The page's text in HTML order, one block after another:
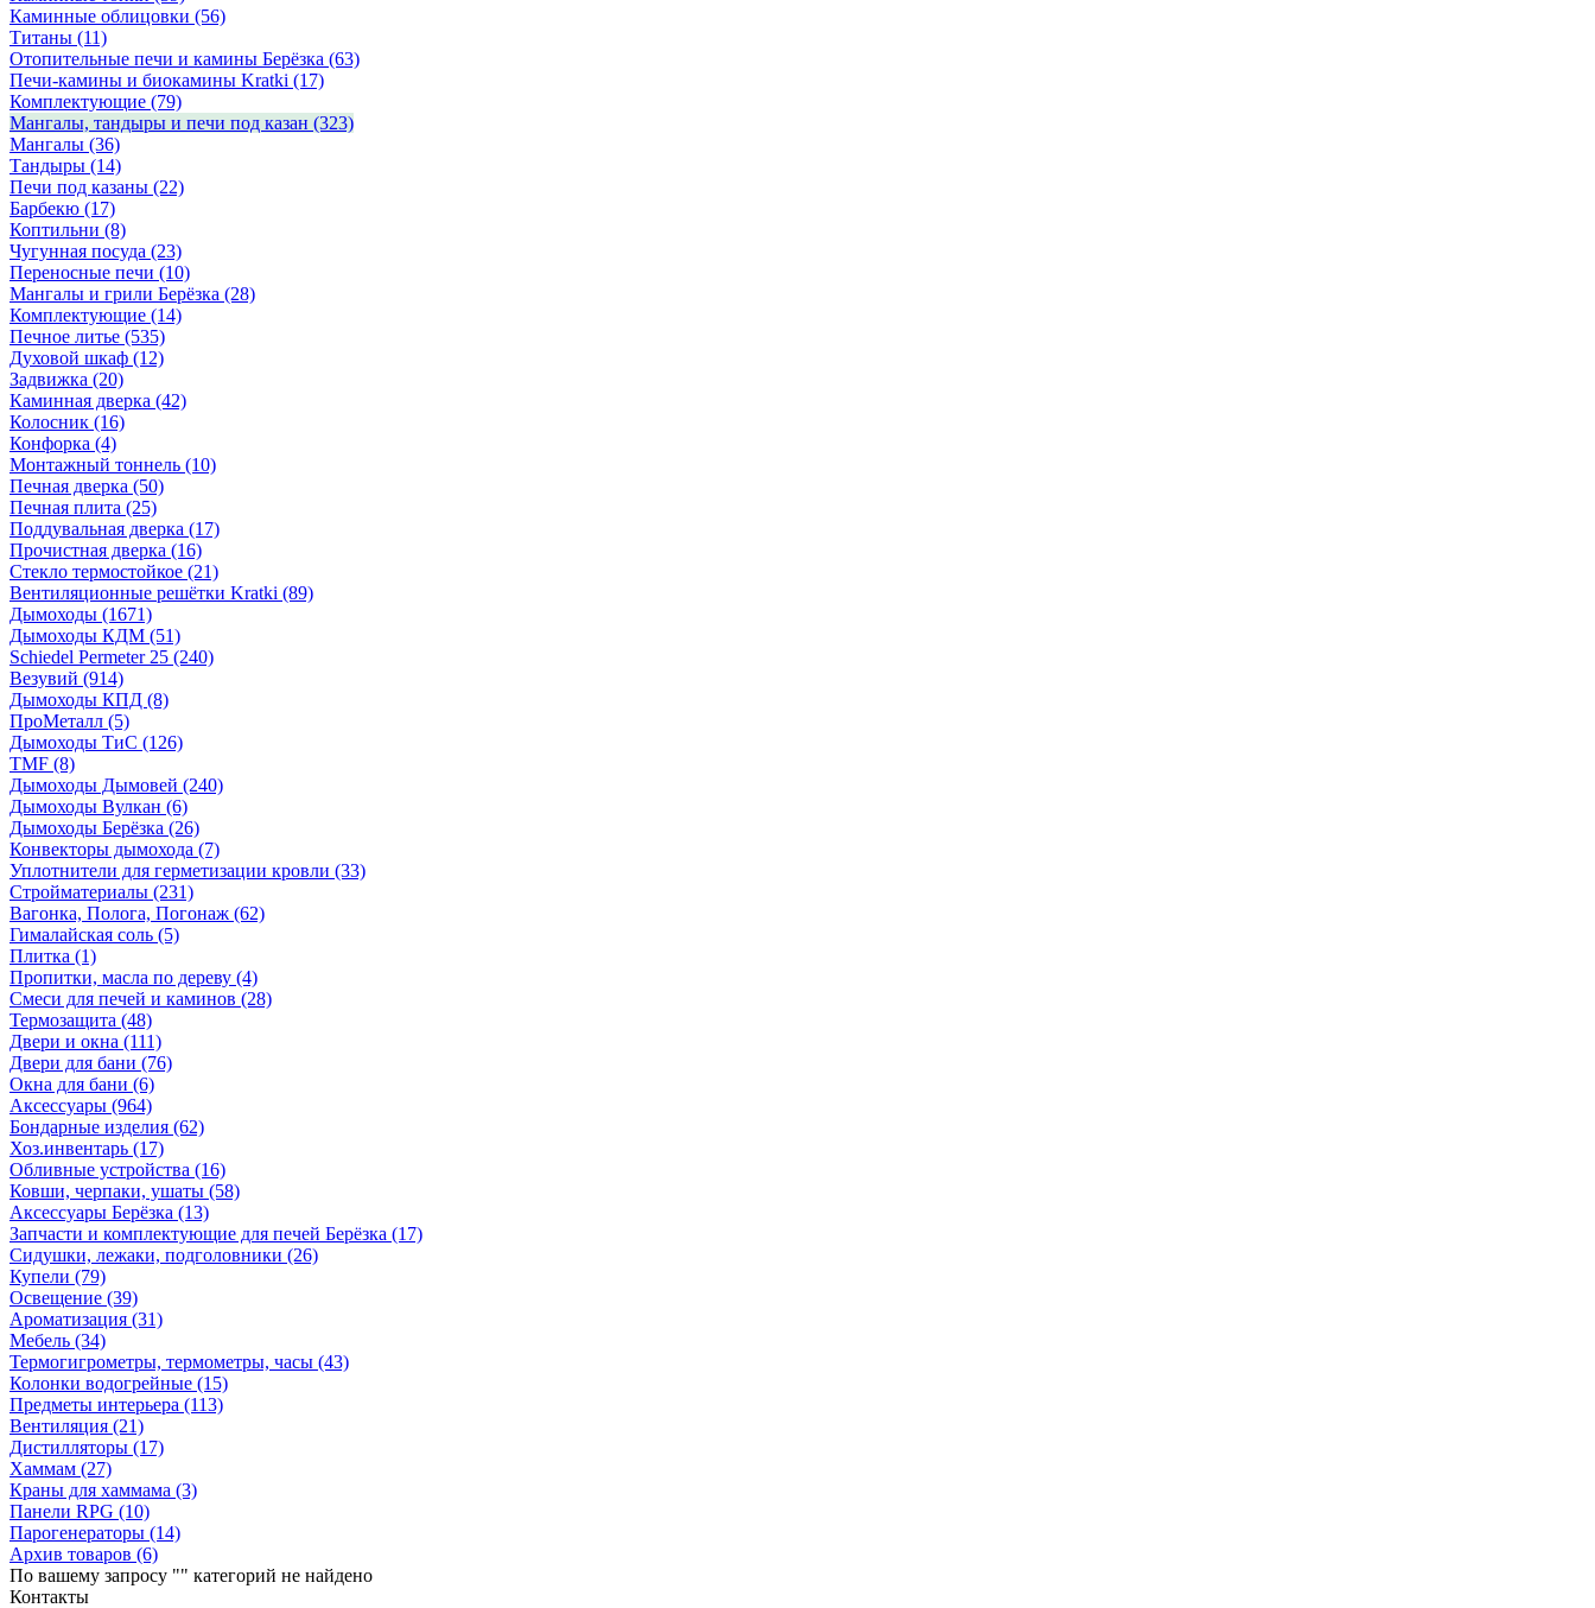
Каминные облицовки (56)
Титаны (11)
Отопительные печи и камины Берёзка (63)
Печи-камины и биокамины Kratki (17)
Комплектующие (79)
Мангалы, тандыры и печи под казан (323)
Мангалы (36)
Тандыры (14)
Печи под казаны (22)
Барбекю (17)
Коптильни (8)
Чугунная посуда (23)
Переносные печи (10)
Мангалы и грили Берёзка (28)
Комплектующие (14)
Печное литье (535)
Духовой шкаф (12)
Задвижка (20)
Каминная дверка (42)
Колосник (16)
Конфорка (4)
Монтажный тоннель (10)
Печная дверка (50)
Печная плита (25)
Поддувальная дверка (17)
Прочистная дверка (16)
Стекло термостойкое (21)
Вентиляционные решётки Kratki (89)
Дымоходы (1671)
Дымоходы КДМ (51)
Schiedel Permeter 25 (240)
Везувий (914)
Дымоходы КПД (8)
ПроМеталл (5)
Дымоходы ТиС (126)
TMF (8)
Дымоходы Дымовей (240)
Дымоходы Вулкан (6)
Дымоходы Берёзка (26)
Конвекторы дымохода (7)
Уплотнители для герметизации кровли (33)
Стройматериалы (231)
Вагонка, Полога, Погонаж (62)
Гималайская соль (5)
Плитка (1)
Пропитки, масла по дереву (4)
Смеси для печей и каминов (28)
Термозащита (48)
Двери и окна (111)
Двери для бани (76)
Окна для бани (6)
Аксессуары (964)
Бондарные изделия (62)
Хоз.инвентарь (17)
Обливные устройства (16)
Ковши, черпаки, ушаты (58)
Аксессуары Берёзка (13)
Запчасти и комплектующие для печей Берёзка (17)
Сидушки, лежаки, подголовники (26)
Купели (79)
Освещение (39)
Ароматизация (31)
Мебель (34)
Термогигрометры, термометры, часы (43)
Колонки водогрейные (15)
Предметы интерьера (113)
Вентиляция (21)
Дистилляторы (17)
Хаммам (27)
Краны для хаммама (3)
Панели RPG (10)
Парогенераторы (14)
Архив товаров (6)
По вашему запросу "" категорий не найдено
Контакты